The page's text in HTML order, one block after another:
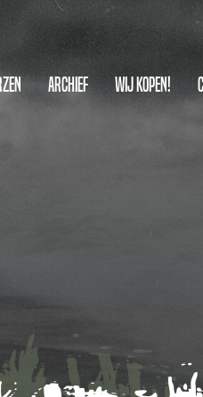
Archief Wij kopen!